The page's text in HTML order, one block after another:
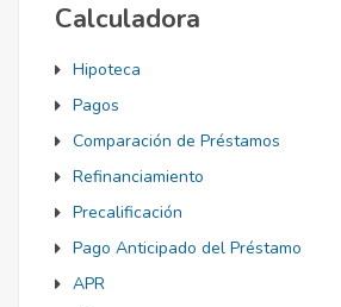
Calculadora
Hipoteca
Pagos
Comparación de Préstamos
Refinanciamiento
Precalificación
Pago Anticipado del Préstamo
APR